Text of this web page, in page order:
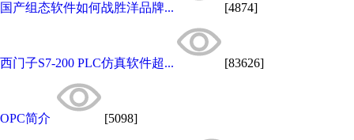
国产组态软件如何战胜洋品牌... [4874]
西门子S7-200 PLC仿真软件超... [83626]
OPC简介 [5098]